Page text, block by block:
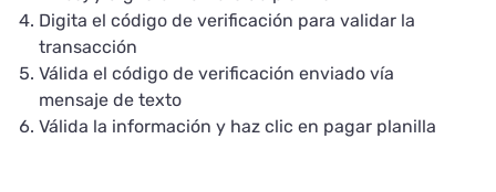
Digita el código de verificación para validar la
transacción
Válida el código de verificación enviado vía
mensaje de texto
Válida la información y haz clic en pagar planilla